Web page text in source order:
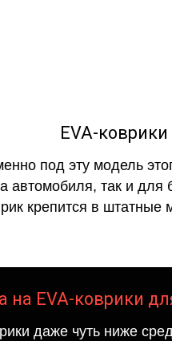
EVA-
под эту модель
автомобиля, так и для
крепится в штатные
на EVA-коврики
даже чуть ниже